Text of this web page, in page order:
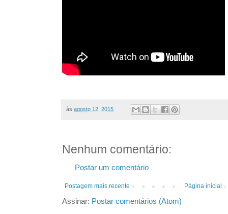
às agosto 12, 2015
Nenhum comentário:
Postar um comentário
Postagem mais recente Página inicial
Assinar: Postar comentários (Atom)